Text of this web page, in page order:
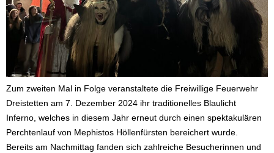
Zum zweiten Mal in Folge veranstaltete die Freiwillige Feuerwehr
Dreistetten am 7. Dezember 2024 ihr traditionelles Blaulicht
Inferno, welches in diesem Jahr erneut durch einen spektakulären
Perchtenlauf von Mephistos Höllenfürsten bereichert wurde.
Bereits am Nachmittag fanden sich zahlreiche Besucherinnen und